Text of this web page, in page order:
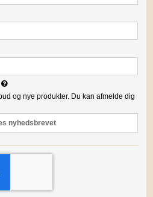
og nye produkter. Du kan afmelde dig
nyhedsbrevet